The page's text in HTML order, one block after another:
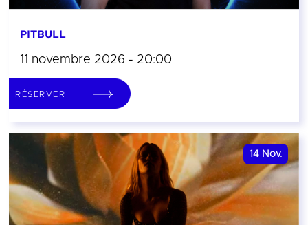
PITBULL
11 novembre 2026 - 20:00
RÉSERVER
14 Nov.